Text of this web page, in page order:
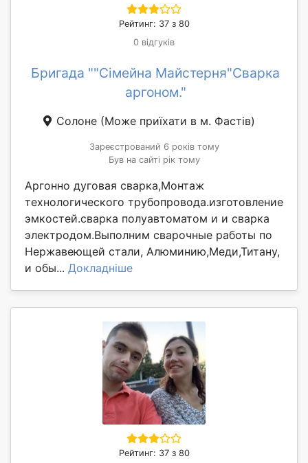
Рейтинг: 37 з 80
0 відгуків
Бригада ""Сімейна Майстерня"Сварка
аргоном."
Солоне (Може приїхати в м. Фастів)
Зареєстрований 6 років тому
Був на сайті рік тому
Аргонно дуговая сварка,Монтаж
технологического трубопровода.изготовление
эмкостей.сварка полуавтоматом и и сварка
электродом.Выполним сварочные работы по
Нержавеющей стали, Алюминию,Меди,Титану,
и обы... Докладніше
Рейтинг: 37 з 80